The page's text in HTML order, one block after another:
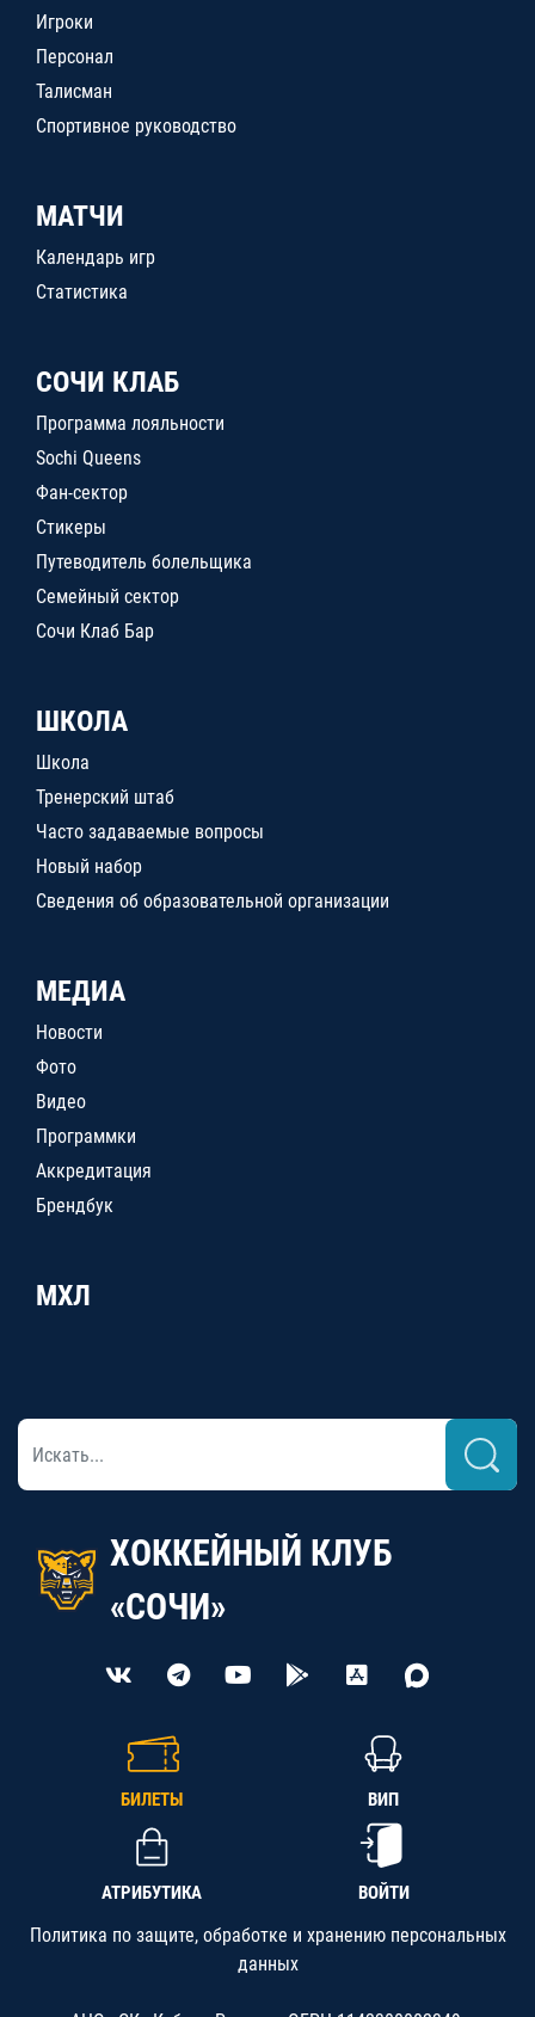
Игроки
Персонал
Талисман
Спортивное руководство
МАТЧИ
Календарь игр
Статистика
СОЧИ КЛАБ
Программа лояльности
Sochi Queens
Фан-сектор
Стикеры
Путеводитель болельщика
Семейный сектор
Сочи Клаб Бар
ШКОЛА
Школа
Тренерский штаб
Часто задаваемые вопросы
Новый набор
Сведения об образовательной организации
МЕДИА
Новости
Фото
Видео
Программки
Аккредитация
Брендбук
МХЛ
ХОККЕЙНЫЙ КЛУБ
«СОЧИ»
БИЛЕТЫ ВИП
АТРИБУТИКА ВОЙТИ
Политика по защите, обработке и хранению персональных
данных